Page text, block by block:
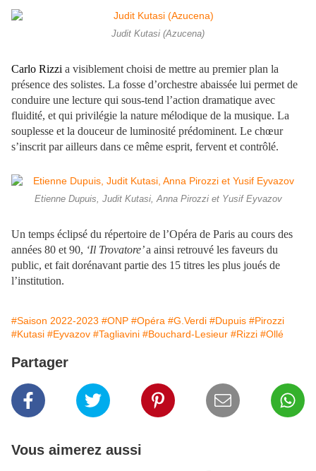
Judit Kutasi (Azucena)
Carlo Rizzi a visiblement choisi de mettre au premier plan la
présence des solistes. La fosse d’orchestre abaissée lui permet de
conduire une lecture qui sous-tend l’action dramatique avec
fluidité, et qui privilégie la nature mélodique de la musique. La
souplesse et la douceur de luminosité prédominent. Le chœur
s’inscrit par ailleurs dans ce même esprit, fervent et contrôlé.
Etienne Dupuis, Judit Kutasi, Anna Pirozzi et Yusif Eyvazov
Un temps éclipsé du répertoire de l’Opéra de Paris au cours des
années 80 et 90, ‘Il Trovatore’a ainsi retrouvé les faveurs du
public, et fait dorénavant partie des 15 titres les plus joués de
l’institution.
#Saison 2022-2023 #ONP #Opéra #G.Verdi #Dupuis #Pirozzi
#Kutasi #Eyvazov #Tagliavini #Bouchard-Lesieur #Rizzi #Ollé
Partager
Vous aimerez aussi